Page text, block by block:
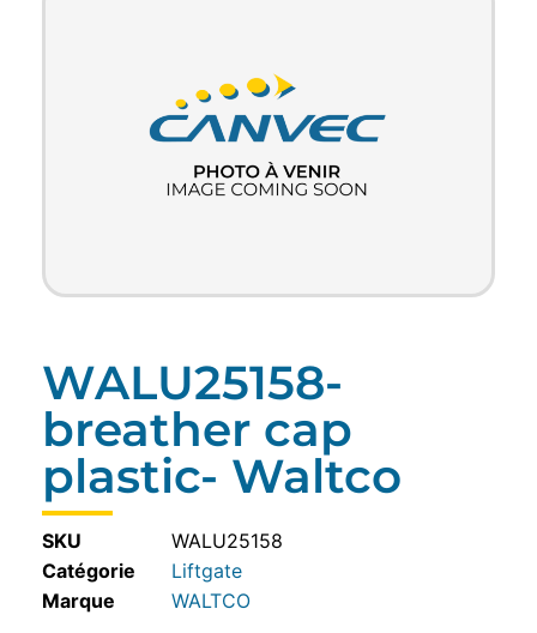
WALU25158-
breather cap
plastic- Waltco
SKU
WALU25158
Catégorie
Liftgate
WALTCO